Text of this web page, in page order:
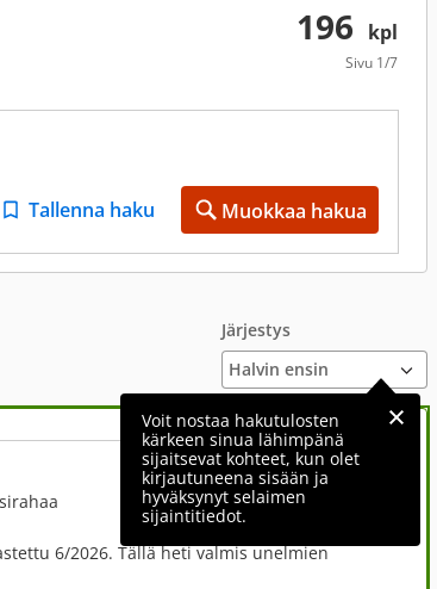
196 kpl
Sivu 1/7
Tallenna haku Muokkaa hakua
Järjestys
Voit nostaa hakutulosten
kärkeen sinua lähimpänä
sijaitsevat kohteet, kun olet
kirjautuneena sisään ja
hyväksynyt selaimen
sijaintitiedot.
14 970 €
6/2026. Tällä heti valmis unelmien